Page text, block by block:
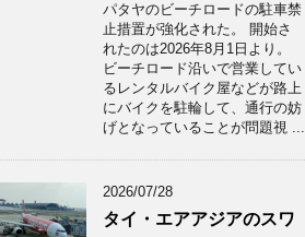
パタヤのビーチロードの駐車禁
止措置が強化された。 開始さ
れたのは2026年8月1日より。
ビーチロード沿いで営業してい
るレンタルバイク屋などが路上
にバイクを駐輪して、通行の妨
げとなっていることが問題視 ...
2026/07/28
タイ・エアアジアのスワ